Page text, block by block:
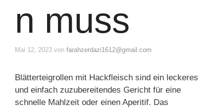
n muss
Mai 12, 2023 von farahzerdazi1612@gmail.com
Blätterteigrollen mit Hackfleisch sind ein leckeres
und einfach zuzubereitendes Gericht für eine
schnelle Mahlzeit oder einen Aperitif. Das